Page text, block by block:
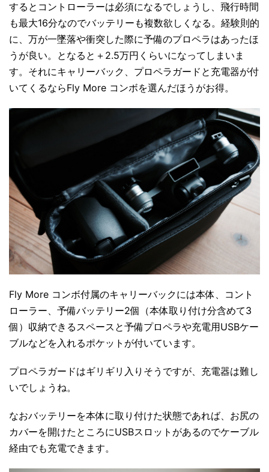
するとコントローラーは必須になるでしょうし、飛行時間
も最大16分なのでバッテリーも複数欲しくなる。経験則的
に、万が一墜落や衝突した際に予備のプロペラはあったほ
うが良い。となると＋2.5万円くらいになってしまいま
す。それにキャリーバック、プロペラガードと充電器が付
いてくるならFly More コンボを選んだほうがお得。
Fly More コンボ付属のキャリーバックには本体、コント
ローラー、予備バッテリー2個（本体取り付け分含めて3
個）収納できるスペースと予備プロペラや充電用USBケー
ブルなどを入れるポケットが付いています。
プロペラガードはギリギリ入りそうですが、充電器は難し
いでしょうね。
なおバッテリーを本体に取り付けた状態であれば、お尻の
カバーを開けたところにUSBスロットがあるのでケーブル
経由でも充電できます。